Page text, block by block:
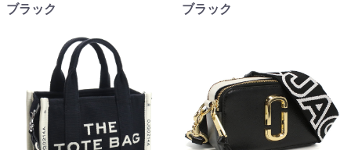
ブラック
ブラック